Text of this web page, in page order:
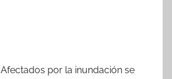
Afectados por la inundación se